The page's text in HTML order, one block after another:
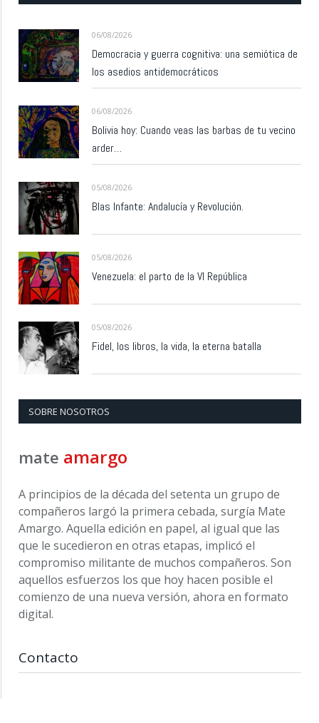
06/08/2026
Democracia y guerra cognitiva: una semiótica de
los asedios antidemocráticos
06/08/2026
Bolivia hoy: Cuando veas las barbas de tu vecino
arder…
05/08/2026
Blas Infante: Andalucía y Revolución.
05/08/2026
Venezuela: el parto de la VI República
05/08/2026
Fidel, los libros, la vida, la eterna batalla
SOBRE NOSOTROS
mate amargo
A principios de la década del setenta un grupo de
compañeros largó la primera cebada, surgía Mate
Amargo. Aquella edición en papel, al igual que las
que le sucedieron en otras etapas, implicó el
compromiso militante de muchos compañeros. Son
aquellos esfuerzos los que hoy hacen posible el
comienzo de una nueva versión, ahora en formato
digital.
Contacto